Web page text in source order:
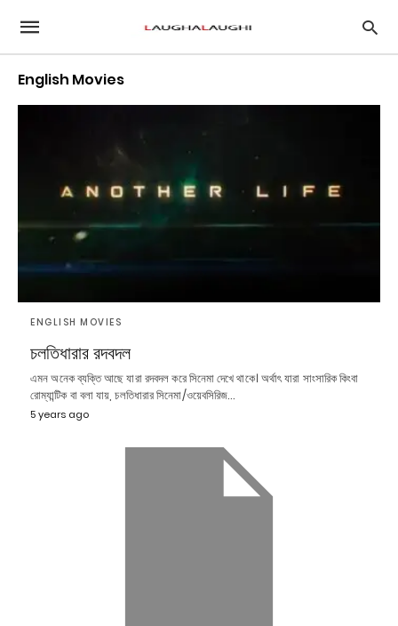
English Movies
ENGLISH MOVIES
চলতিধারার রদবদল
এমন অনেক ব্যক্তি আছে যারা রদবদল করে সিনেমা দেখে থাকে। অর্থাৎ যারা সাংসারিক কিংবা
রোম্যান্টিক বা বলা যায়, চলতিধারার সিনেমা/ওয়েবসিরিজ…
5 years ago